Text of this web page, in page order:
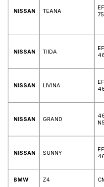
NISSAN TEANA
NISSAN TIIDA
NISSAN LIVINA
NISSAN GRAND
NISSAN SUNNY
BMW Z4